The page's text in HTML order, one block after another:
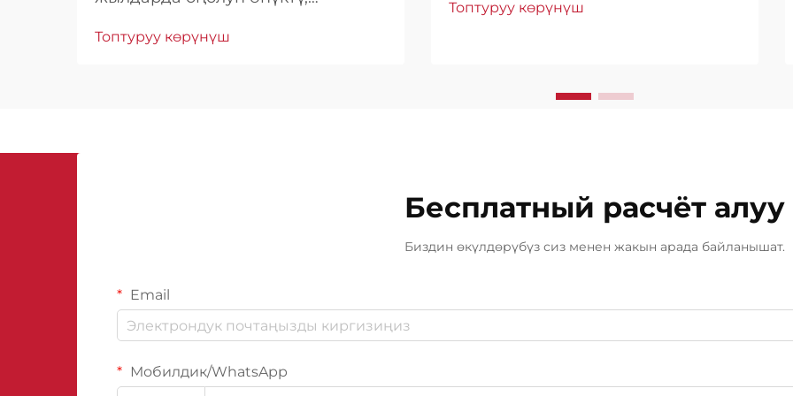
материалдар бийик өнүмдүүлүккө
Топтуруу көрүнүш
мөөнөттүк өнүмдүүлүккө жана
Топтуруу көрүнүш
Бесплатный расчёт алуу
Биздин өкүлдөрүбүз сиз менен жакын арада байланышат.
Email
Мобилдик/WhatsApp